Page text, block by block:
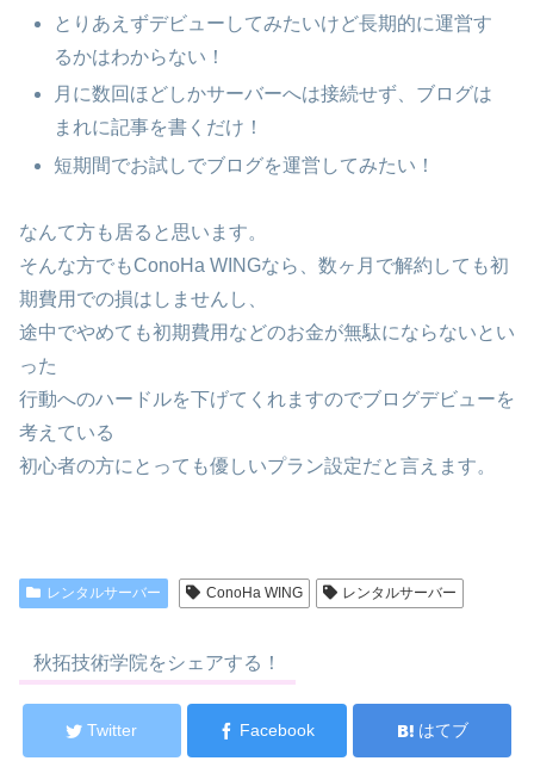
とりあえずデビューしてみたいけど長期的に運営す
るかはわからない！
月に数回ほどしかサーバーへは接続せず、ブログは
まれに記事を書くだけ！
短期間でお試しでブログを運営してみたい！
なんて方も居ると思います。
そんな方でもConoHa WINGなら、数ヶ月で解約しても初
期費用での損はしませんし、
途中でやめても初期費用などのお金が無駄にならないとい
った
行動へのハードルを下げてくれますのでブログデビューを
考えている
初心者の方にとっても優しいプラン設定だと言えます。
レンタルサーバー ConoHa WING レンタルサーバー
秋拓技術学院をシェアする！
Twitter Facebook はてブ